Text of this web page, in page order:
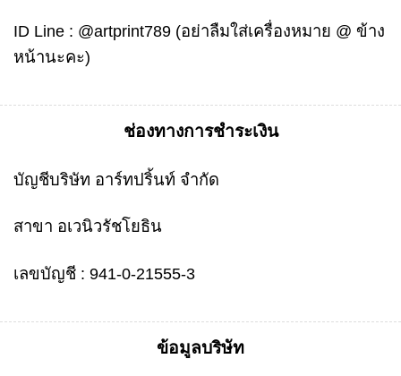
ID Line : @artprint789 (อย่าลืมใส่เครื่องหมาย @ ข้าง
หน้านะคะ)
ช่องทางการชำระเงิน
บัญชีบริษัท อาร์ทปริ้นท์ จำกัด
สาขา อเวนิวรัชโยธิน
เลขบัญชี : 941-0-21555-3
ข้อมูลบริษัท